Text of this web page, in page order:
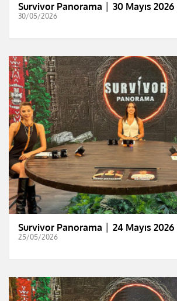
Survivor Panorama │ 30 Mayıs 2026
30/05/2026
Survivor Panorama │ 24 Mayıs 2026
25/05/2026